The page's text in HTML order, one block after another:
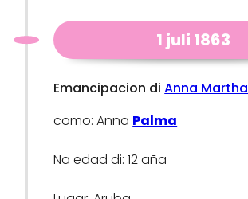
1 juli 1863
Emancipacion diAnna Martha
como: Anna Palma
Na edad di: 12 aña